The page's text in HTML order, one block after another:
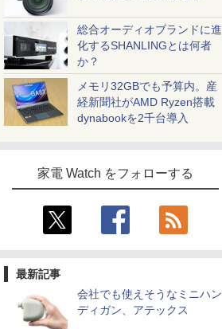
総合オーディオブランドに進
化するSHANLINGとは何者
か？
メモリ32GBでも予算内。産
経新聞社がAMD Ryzen搭載
dynabookを2千台導入
家電 Watch をフォローする
最新記事
会社でも使えそうなミニハン
ディガン、アテックス